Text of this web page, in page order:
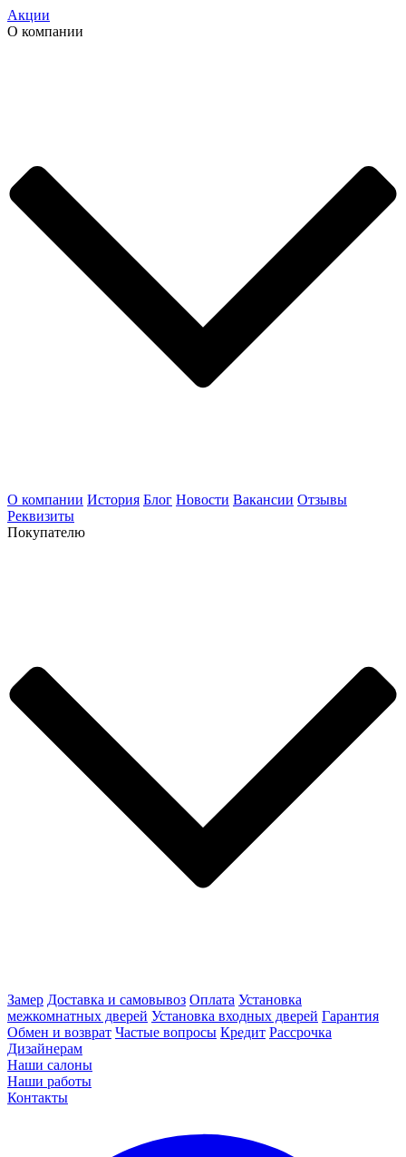
Акции
О компании
О компании История Блог Новости Вакансии Отзывы
Реквизиты
Покупателю
Замер Доставка и самовывоз Оплата Установка
межкомнатных дверей Установка входных дверей Гарантия
Обмен и возврат Частые вопросы Кредит Рассрочка
Дизайнерам
Наши салоны
Наши работы
Контакты